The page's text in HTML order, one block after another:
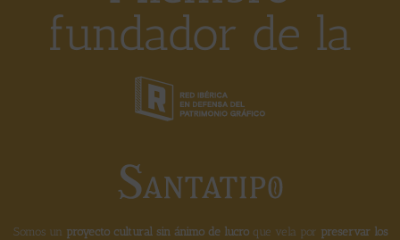
fundador de la
Somos un proyecto cultural sin ánimo de lucroque vela por preservar los